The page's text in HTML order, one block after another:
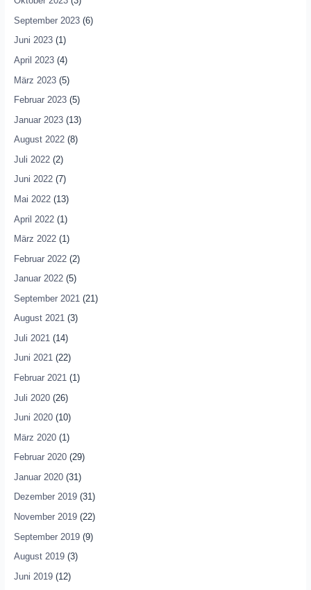
September 2023(6)
Juni 2023(1)
April 2023(4)
März 2023(5)
Februar 2023(5)
Januar 2023(13)
August 2022(8)
Juli 2022(2)
Juni 2022(7)
Mai 2022(13)
April 2022(1)
März 2022(1)
Februar 2022(2)
Januar 2022(5)
September 2021 (21)
August 2021(3)
Juli 2021 (14)
Juni 2021(22)
Februar 2021(1)
Juli 2020(26)
Juni 2020(10)
März 2020(1)
Februar 2020(29)
Januar 2020(31)
Dezember 2019(31)
November 2019(22)
September 2019(9)
August 2019(3)
Juni 2019(12)